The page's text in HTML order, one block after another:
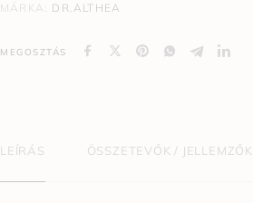
MÁRKA: DR.ALTHEA
MEGOSZTÁS
LEÍRÁS ÖSSZETEVŐK / JELLEMZŐK